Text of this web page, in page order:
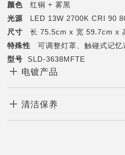
颜色 红铜 + 雾黑
光源 LED 13W 2700K CRI 90
尺寸 长 75.5cm x 宽 59.7cm x
特殊性 可调整灯罩、触碰式记忆
型号 SLD-3638MFTE
电镀产品
清洁保养